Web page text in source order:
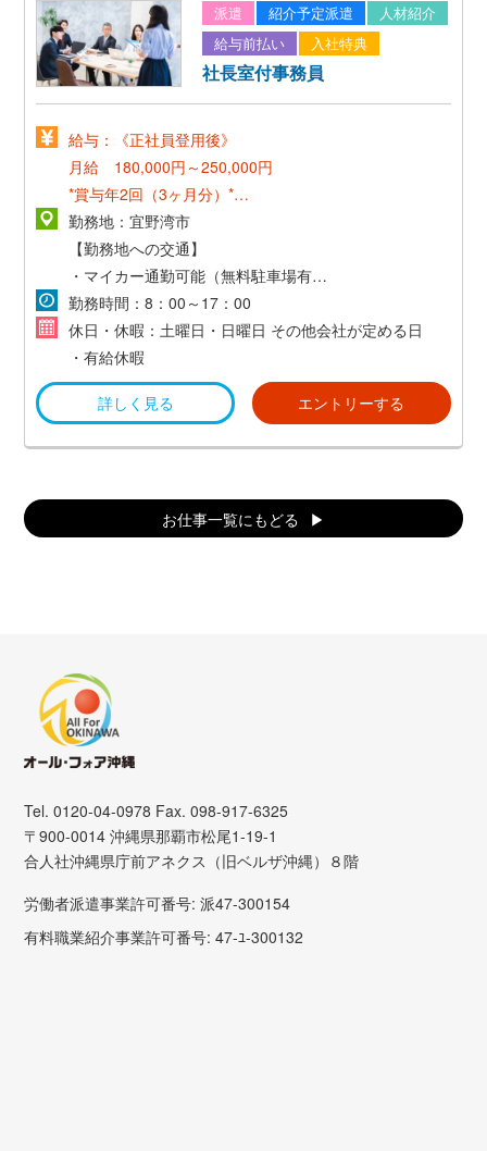
派遣 紹介予定派遣
人材紹介
給与前払い
入社特典
社長室付事務員
給与：《正社員登用後》
月給 180,000円～250,000円
*賞与年2回（3ヶ月分）*
*昇給年1回*
* 英検１級またはＴＯＥＩＣ９００点以上で語学手当支
給１０，０００円／月 *
時給1,100円
(モデル月収)
時給1,100円×8時間×22日+交通費 =190,000円～
勤務地：宜野湾市
【勤務地への交通】
・マイカー通勤可能（無料駐車場有）
・交通費支給（当社規定あり）
勤務時間：8：00～17：00
休日・休暇：土曜日・日曜日 その他会社が定める日
・有給休暇
詳しく見る エントリーする
お仕事一覧にもどる
Tel. 0120-04-0978 Fax. 098-917-6325
〒900-0014 沖縄県那覇市松尾1-19-1
合人社沖縄県庁前アネクス（旧ベルザ沖縄）８階
労働者派遣事業許可番号: 派47-300154
有料職業紹介事業許可番号: 47-ﾕ-300132